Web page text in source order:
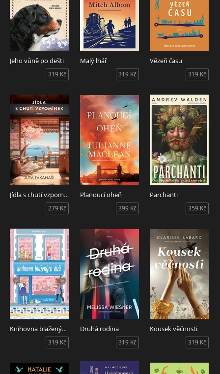
Jeho vůně po dešti
319 Kč
Malý lhář
319 Kč
Vězeň času
319 Kč
Jídla s chutí vzpomínek
279 Kč
Planoucí oheň
399 Kč
Parchanti
359 Kč
Knihovna blažených duší
319 Kč
Druhá rodina
319 Kč
Kousek věčnosti
319 Kč